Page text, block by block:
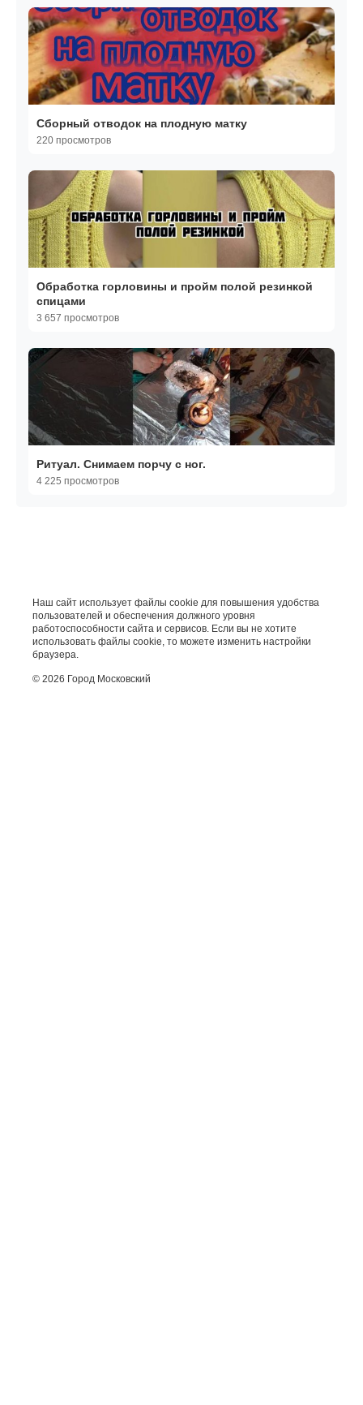
Сборный отводок на плодную матку
220 просмотров
Обработка горловины и пройм полой резинкой
спицами
3 657 просмотров
Ритуал. Снимаем порчу с ног.
4 225 просмотров
Наш сайт использует файлы cookie для повышения удобства
пользователей и обеспечения должного уровня
работоспособности сайта и сервисов. Если вы не хотите
использовать файлы cookie, то можете изменить настройки
браузера.
© 2026 Город Московский